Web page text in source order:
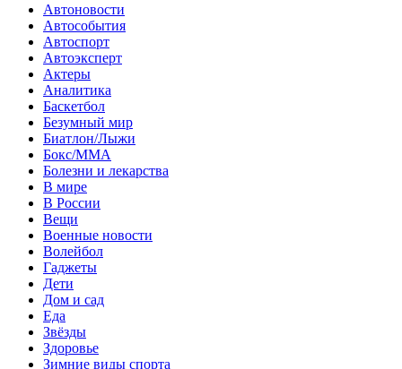
Автоновости
Автособытия
Автоспорт
Автоэксперт
Актеры
Аналитика
Баскетбол
Безумный мир
Биатлон/Лыжи
Бокс/MMA
Болезни и лекарства
В мире
В России
Вещи
Военные новости
Волейбол
Гаджеты
Дети
Дом и сад
Еда
Звёзды
Здоровье
Зимние виды спорта